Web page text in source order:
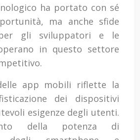
ha portato con sé
ma anche sfide
gli sviluppatori e le
in questo settore
delle app mobili riflette la
dei dispositivi
esigenze degli utenti.
della potenza di